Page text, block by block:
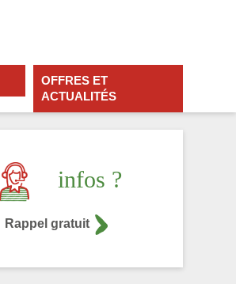
OFFRES ET
ACTUALITÉS
infos ?
Rappel gratuit